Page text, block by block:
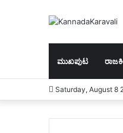
ಮುಖಪುಟ
Saturday, August 8